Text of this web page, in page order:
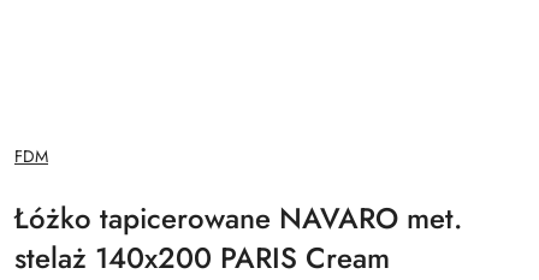
NAZWA
PRODUCENTA:
FDM
Łóżko tapicerowane NAVARO met.
stelaż 140x200 PARIS Cream